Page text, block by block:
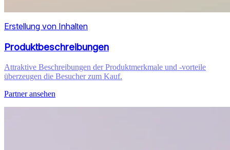
Erstellung von Inhalten
Produktbeschreibungen
Attraktive Beschreibungen der Produktmerkmale und -vorteile
überzeugen die Besucher zum Kauf.
Partner ansehen